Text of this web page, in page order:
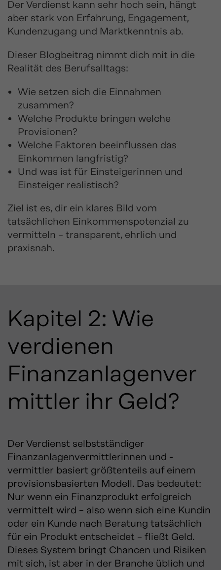
Der Verdienst kann sehr hoch sein, hängt
aber stark von Erfahrung, Engagement,
Kundenzugang und Marktkenntnis ab.
Dieser Blogbeitrag nimmt dich mit in die
Realität des Berufsalltags:
Wie setzen sich die Einnahmen
zusammen?
Welche Produkte bringen welche
Provisionen?
Welche Faktoren beeinflussen das
Einkommen langfristig?
Und was ist für Einsteigerinnen und
Einsteiger realistisch?
Ziel ist es, dir ein klares Bild vom
tatsächlichen Einkommenspotenzial zu
vermitteln – transparent, ehrlich und
praxisnah.
Kapitel 2: Wie
verdienen
Finanzanlagenver
mittler ihr Geld?
Der Verdienst selbstständiger
Finanzanlagenvermittlerinnen und -
vermittler basiert größtenteils auf einem
provisionsbasierten Modell. Das bedeutet:
Nur wenn ein Finanzprodukt erfolgreich
vermittelt wird – also wenn sich eine Kundin
oder ein Kunde nach Beratung tatsächlich
für ein Produkt entscheidet – fließt Geld.
Dieses System bringt Chancen und Risiken
mit sich, ist aber in der Branche üblich und